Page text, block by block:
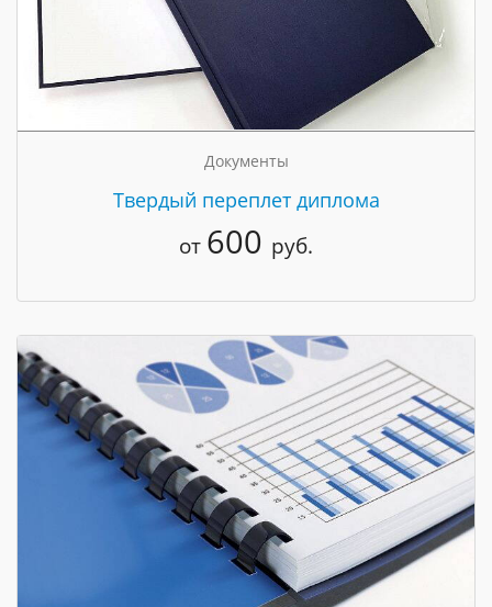
Документы
Твердый переплет диплома
от 600 руб.